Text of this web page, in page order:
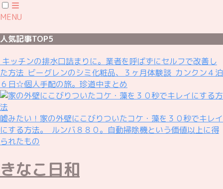
MENU
人気記事TOP5
キッチンの排水口詰まりに。業者を呼ばずにセルフで改善し
た方法 ビーグレンのシミ化粧品、３ヶ月体験談 カンクン４泊
６日☆個人手配の旅。珍道中まとめ
嘘みたい！家の外壁にこびりついたコケ・藻を３０秒でキレイ
にする方法。
ルンバ８８０。自動掃除機という価値以上に得
られたもの
きなこ日和